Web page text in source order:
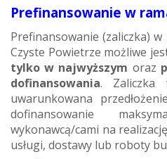
Prefinansowanie w
Prefinansowanie (zaliczka)
Czyste Powietrze możliwe
tylko w najwyższym oraz
dofinansowania.
uwarunkowana
dofinansowanie
wykonawcą/cami na
usługi, dostawy lub roboty